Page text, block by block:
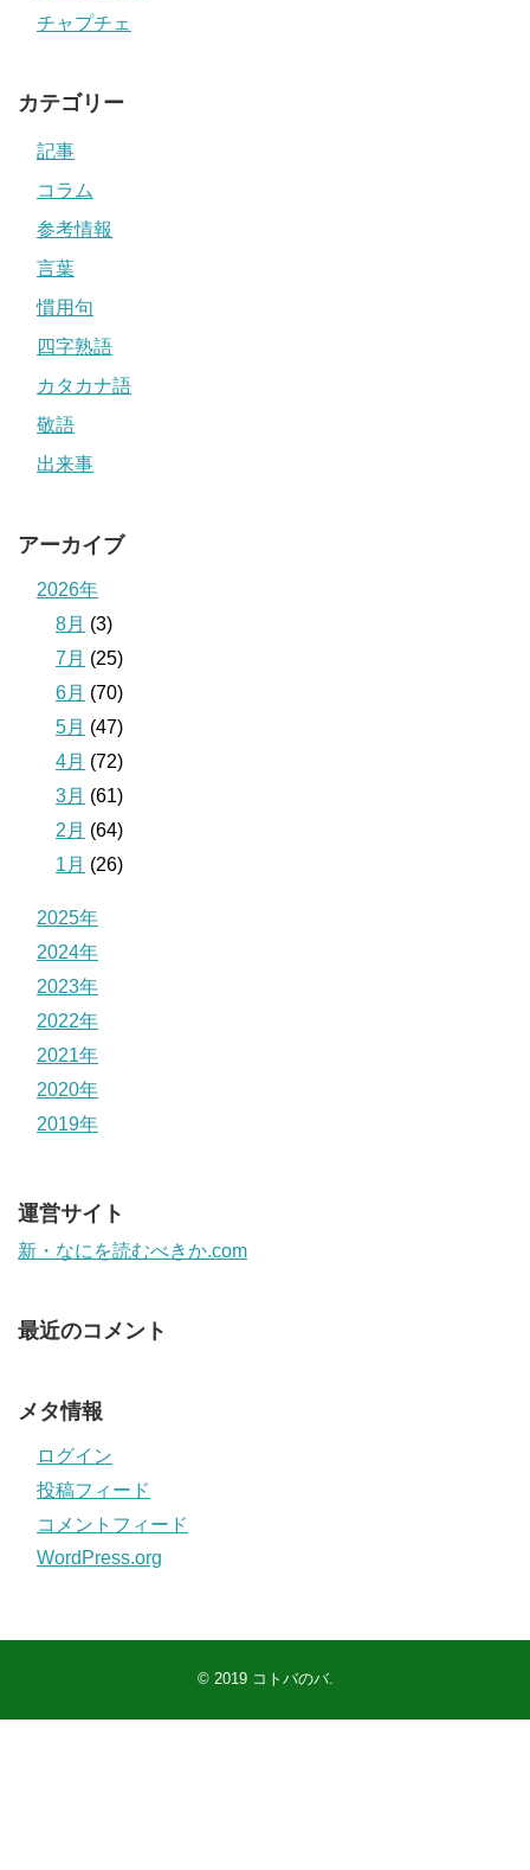
チャプチェ
カテゴリー
記事
コラム
参考情報
言葉
慣用句
四字熟語
カタカナ語
敬語
出来事
アーカイブ
2026年
8月 (3)
7月 (25)
6月 (70)
5月 (47)
4月 (72)
3月 (61)
2月 (64)
1月 (26)
2025年
2024年
2023年
2022年
2021年
2020年
2019年
運営サイト
新・なにを読むべきか.com
最近のコメント
メタ情報
ログイン
投稿フィード
コメントフィード
WordPress.org
© 2019 コトバのバ.